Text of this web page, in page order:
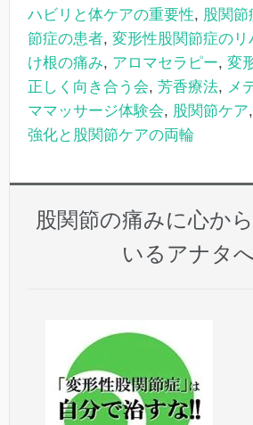
ハビリと体ケアの重要性, 股関節
節症の患者, 変形性股関節症のリ
け根の痛み, アロマセラピー, 変
正しく向き合う会, 芳香療法, メ
ママッサージ体験会, 股関節ケア,
強化と股関節ケアの両輪
股関節の痛みに心か
いるアナタへ